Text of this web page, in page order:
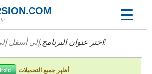
لأنه ليس دائما أفضل!
اختر عنوان البرنامج.إلى أسفل إلى النسخة التي تحب!
أظهر جميع التحميلات